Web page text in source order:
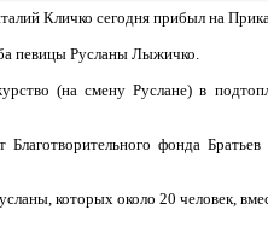
Кличко сегодня прибыл на
певицы Русланы Лыжичко.
(на смену Руслане) в
Благотворительного фонда
которых около 20 человек,